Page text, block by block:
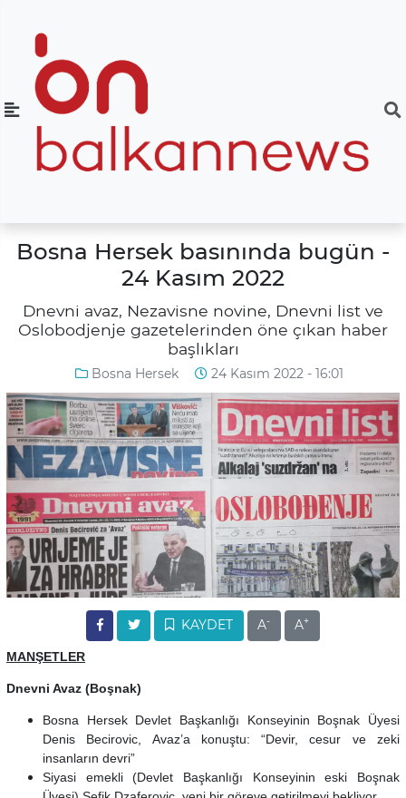
Bosna Hersek basınında bugün -
24 Kasım 2022
Dnevni avaz, Nezavisne novine, Dnevni list ve
Oslobodjenje gazetelerinden öne çıkan haber
başlıkları
Bosna Hersek 24 Kasım 2022 - 16:01
KAYDET A- A+
MANŞETLER
Dnevni Avaz (Boşnak)
Bosna Hersek Devlet Başkanlığı Konseyinin Boşnak Üyesi
Denis Becirovic, Avaz’a konuştu: “Devir, cesur ve zeki
insanların devri”
Siyasi emekli (Devlet Başkanlığı Konseyinin eski Boşnak